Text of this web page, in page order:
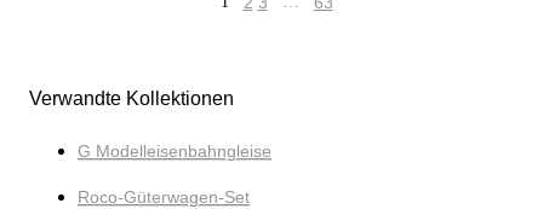
Verwandte Kollektionen
G Modelleisenbahngleise
Roco-Güterwagen-Set